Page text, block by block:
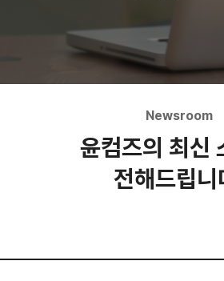
Newsroom
윤컴즈의 최신
전해드립니